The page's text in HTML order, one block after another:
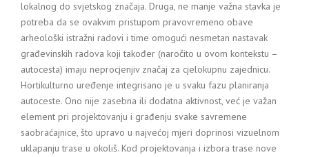
lokalnog do svjetskog značaja. Druga, ne manje važna stavka je
potreba da se ovakvim pristupom pravovremeno obave
arheološki istražni radovi i time omogući nesmetan nastavak
građevinskih radova koji također (naročito u ovom kontekstu –
autocesta) imaju neprocjenjiv značaj za cjelokupnu zajednicu.
Hortikulturno uređenje integrisano je u svaku fazu planiranja
autoceste. Ono nije zasebna ili dodatna aktivnost, već je važan
element pri projektovanju i građenju svake savremene
saobraćajnice, što upravo u najvećoj mjeri doprinosi vizuelnom
uklapanju trase u okoliš. Kod projektovanja i izbora trase nove